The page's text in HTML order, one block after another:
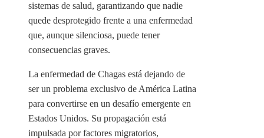
sistemas de salud, garantizando que nadie
quede desprotegido frente a una enfermedad
que, aunque silenciosa, puede tener
consecuencias graves.
La enfermedad de Chagas está dejando de
ser un problema exclusivo de América Latina
para convertirse en un desafío emergente en
Estados Unidos. Su propagación está
impulsada por factores migratorios,